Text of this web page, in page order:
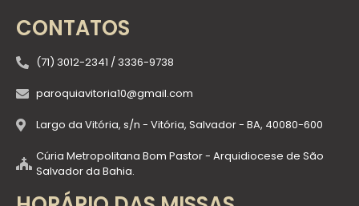
CONTATOS
(71) 3012-2341 / 3336-9738
paroquiavitoria10@gmail.com
Largo da Vitória, s/n - Vitória, Salvador - BA, 40080-600
Cúria Metropolitana Bom Pastor - Arquidiocese de São
Salvador da Bahia.